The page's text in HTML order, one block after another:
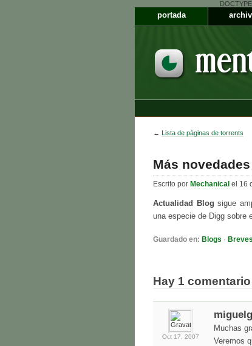
portada
← Lista de páginas de torrents
Más
Escrito por Mechanical el 16
Actualidad Blog sigue
una especie de Digg sobre
Guardado en: Blogs · Breves
Hay 1
Oct 17, 2007
Muchas
Veremos